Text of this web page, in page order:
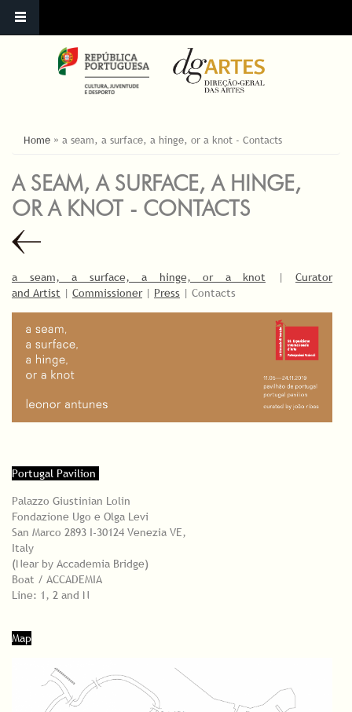
ESTÁ AQUI
Home » a seam, a surface, a hinge, or a knot - Contacts
A SEAM, A SURFACE, A HINGE,
OR A KNOT - CONTACTS
a seam, a surface, a hinge, or a knot | Curator
and Artist | Commissioner| Press | Contacts
Portugal Pavilion
Palazzo Giustinian Lolin
Fondazione Ugo e Olga Levi
San Marco 2893 I-30124 Venezia VE,
Italy
(Near by Accademia Bridge)
Boat / ACCADEMIA
Line: 1, 2 and N
Map